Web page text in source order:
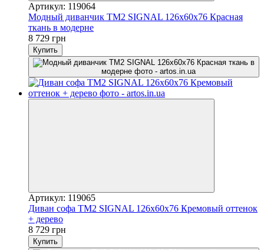
Артикул: 119064
Модный диванчик TM2 SIGNAL 126х60х76 Красная
ткань в модерне
8 729 грн
Купить
Артикул: 119065
Диван софа TM2 SIGNAL 126х60х76 Кремовый оттенок
+ дерево
8 729 грн
Купить